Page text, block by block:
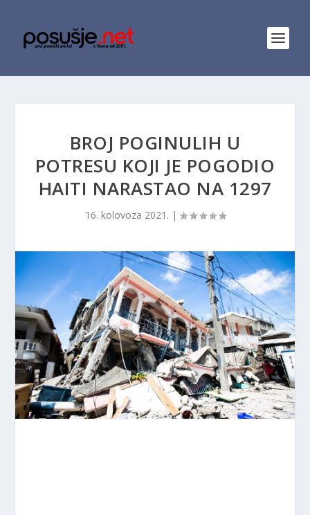
BROJ POGINULIH U
POTRESU KOJI JE POGODIO
HAITI NARASTAO NA 1297
16. kolovoza 2021. |